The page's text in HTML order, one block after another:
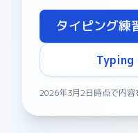
タイピング練
Typing
2026年3月2日時点で内容